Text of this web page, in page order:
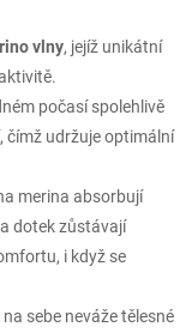
vlny, jejíž unikátní
počasí spolehlivě
čímž udržuje optimální
merina absorbují
dotek zůstávají
i když se
sebe neváže tělesné